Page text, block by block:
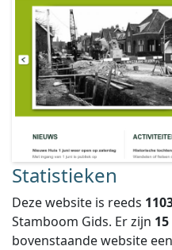
Statistieken
Deze website is reeds
Stamboom Gids. Er zijn 15
bovenstaande website